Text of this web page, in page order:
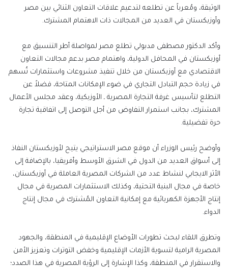
الوثيقة، ومُعرباً عن تطلعه لتدعيم علاقات التعاون الثنائي بين مصر
وأوزبكستان في العديد من المجالات ذات الاهتمام المشترك.
وأكد الدكتور مصطفى مدبولي تطلع مصر لمواصلة أطر التنسيق مع
أوزبكستان في المحافل الدولية، واهتمام مصر بدعم مجالات التعاون
الاقتصادي مع أوزبكستان من خلال تنفيذ مشروعات واستثمارات تُسهم
في زيادة حجم التبادل التجاري في ضوء الإمكانات المتاحة، فضلاً عن
التطلع لتأسيس غرفة التجارة المصرية ـ الأوزبكية، وعقد مجلس الأعمال
المشترك، بجانب استمرار التفاوض من أجل التوصل إلى اتفاقية تجارة
حرة تفضيلية.
وأوضح رئيس الوزراء أن موقع مصر الاستراتيجي يتيح لأوزبكستان النفاذ
إلى أسواق العديد من الدول في الشرق الأوسط وأفريقيا، بالإضافة إلى
الأثر الايجابي لنشاط عدد من الشركات المصرية العاملة في أوزبكستان،
خاصة في مجال البنية التحتية، وكذلك الاستثمارات المصرية في مجال
إنتاج الأجهزة الكهربائية مع إمكانية التعاون المُشترك في مجال إنتاج
الدواء.
وتطرق اللقاء لبحث تطورات الأوضاع الإقليمية في المنطقة، والجهود
المصرية الرامية لتسوية الأزمات الإقليمية وخفض التوترات وتعزيز الأمن
والاستقرار في المنطقة، وكذا الإشارة إلى الرؤية المصرية في هذا الصدد؛